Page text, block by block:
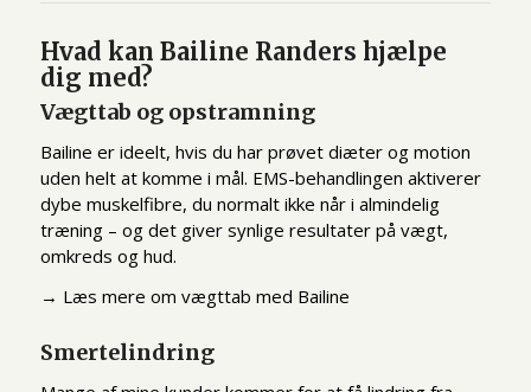
Hvad kan Bailine Randers hjælpe
dig med?
Vægttab og opstramning
Bailine er ideelt, hvis du har prøvet diæter og motion
uden helt at komme i mål. EMS-behandlingen aktiverer
dybe muskelfibre, du normalt ikke når i almindelig
træning – og det giver synlige resultater på vægt,
omkreds og hud.
→ Læs mere om vægttab med Bailine
Smertelindring